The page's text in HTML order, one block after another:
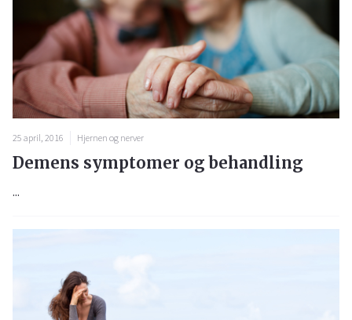
25 april, 2016 Hjernen og nerver
Demens symptomer og behandling
...